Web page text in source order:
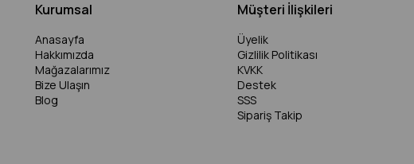
Kurumsal
Anasayfa
Hakkımızda
Mağazalarımız
Bize Ulaşın
Blog
Müşteri İlişkileri
Üyelik
Gizlilik Politikası
KVKK
Destek
SSS
Sipariş Takip